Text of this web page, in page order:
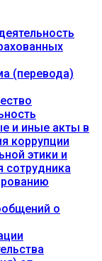
(перевода)
и иные акты в
коррупции
этики и
сотрудника
о